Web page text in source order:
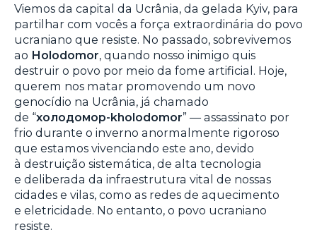
Viemos da capital da Ucrânia, da gelada Kyiv, para
partilhar com vocês a força extraordinária do povo
ucraniano que resiste. No passado, sobrevivemos
ao Holodomor, quando nosso inimigo quis
destruir o povo por meio da fome artificial. Hoje,
querem nos matar promovendo um novo
genocídio na Ucrânia, já chamado
de “холодомор-kholodomor” — assassinato por
frio durante o inverno anormalmente rigoroso
que estamos vivenciando este ano, devido
à destruição sistemática, de alta tecnologia
e deliberada da infraestrutura vital de nossas
cidades e vilas, como as redes de aquecimento
e eletricidade. No entanto, o povo ucraniano
resiste.